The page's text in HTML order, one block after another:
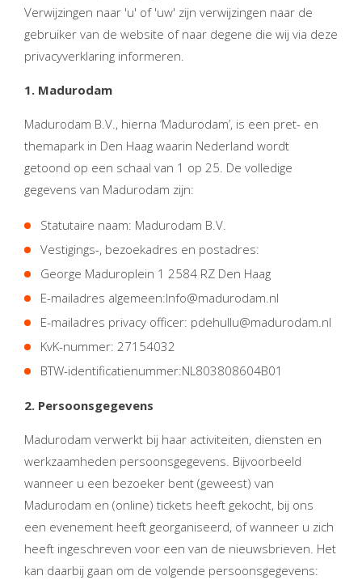
Verwijzingen naar 'u' of 'uw' zijn verwijzingen naar de
gebruiker van de website of naar degene die wij via deze
privacyverklaring informeren.
1. Madurodam
Madurodam B.V., hierna ‘Madurodam’, is een pret- en
themapark in Den Haag waarin Nederland wordt
getoond op een schaal van 1 op 25. De volledige
gegevens van Madurodam zijn:
Statutaire naam: Madurodam B.V.
Vestigings-, bezoekadres en postadres:
George Maduroplein 1 2584 RZ Den Haag
E-mailadres algemeen:Info@madurodam.nl
E-mailadres privacy officer: pdehullu@madurodam.nl
KvK-nummer: 27154032
BTW-identificatienummer:NL803808604B01
2. Persoonsgegevens
Madurodam verwerkt bij haar activiteiten, diensten en
werkzaamheden persoonsgegevens. Bijvoorbeeld
wanneer u een bezoeker bent (geweest) van
Madurodam en (online) tickets heeft gekocht, bij ons
een evenement heeft georganiseerd, of wanneer u zich
heeft ingeschreven voor een van de nieuwsbrieven. Het
kan daarbij gaan om de volgende persoonsgegevens: